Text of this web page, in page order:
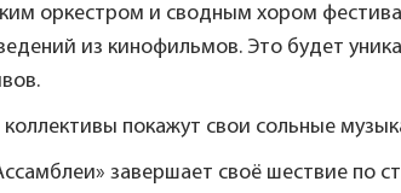
оркестром и сводным хором
из кинофильмов. Это будет
покажут свои сольные
завершает своё шествие по